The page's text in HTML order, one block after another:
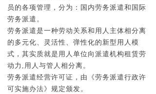
员的各项管理，分为：国内劳务派遣和国际
劳务派遣。
劳务派遣是一种劳动关系和用人主体相分离
的多元化、灵活性、弹性化的新型用人模
式，其实质就是用人单位向派遣机构租赁劳
动力,用人与管人相分离。
劳务派遣经营许可证，由《劳务派遣行政许
可实施办法》规定颁发。